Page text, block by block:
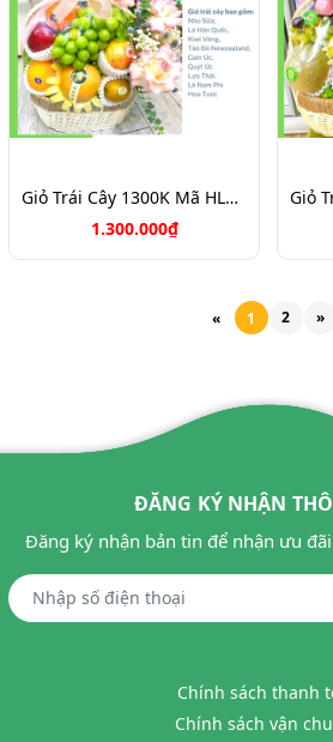
Giỏ Trái Cây 1300K Mã HL1356
1.300.000₫
« 1 2 »
ĐĂNG KÝ NHẬN
Đăng ký nhận bản tin để nhận ưu
Chính sách thanh
Chính sách vận